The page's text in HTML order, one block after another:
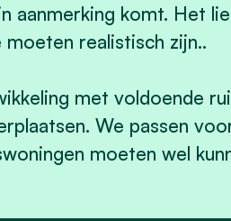
aanmerking komt. Het
realistisch zijn..
met voldoende
We passen
moeten wel